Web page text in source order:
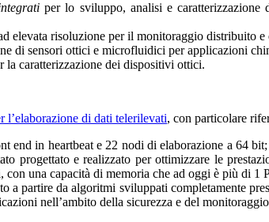
per lo sviluppo, analisi e
elevata risoluzione per il monitoraggio distribuito
di sensori ottici e microfluidici per applicazioni
la caratterizzazione dei dispositivi ottici.
l’elaborazione di dati telerilevati, con particolare
end in heartbeat e 22 nodi di elaborazione a 64
progettato e realizzato per ottimizzare le
con una capacità di memoria che ad oggi è più di 1
a partire da algoritmi sviluppati completamente
nell’ambito della sicurezza e del